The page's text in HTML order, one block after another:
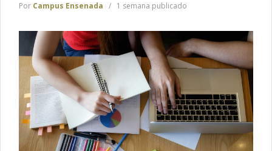
Por Campus Ensenada 1 semana publicado